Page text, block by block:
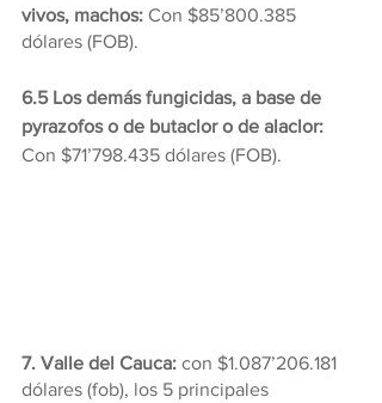
vivos, machos: Con $85’800.385
dólares (FOB).
6.5 Los demás fungicidas, a base de
pyrazofos o de butaclor o de alaclor:
Con $71’798.435 dólares (FOB).
7. Valle del Cauca: con $1.087’206.181
dólares (fob), los 5 principales